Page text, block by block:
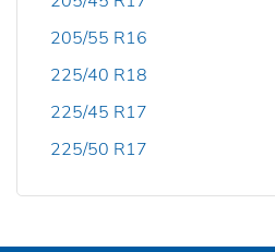
205/55 R16
225/40 R18
225/45 R17
225/50 R17